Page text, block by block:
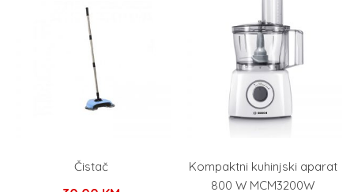
Čistač
Kompaktni kuhinjski aparat
800 W MCM3200W